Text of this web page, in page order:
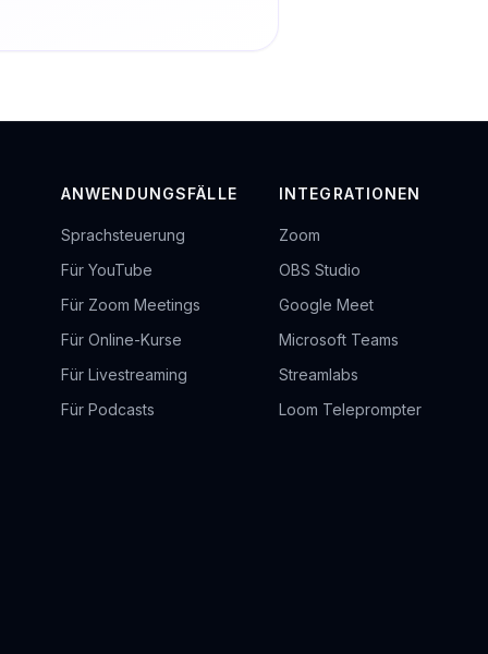
ANWENDUNGSFÄLLE
Sprachsteuerung
Für YouTube
Für Zoom Meetings
Für Online-Kurse
Für Livestreaming
Für Podcasts
INTEGRATIONEN
Zoom
OBS Studio
Google Meet
Microsoft Teams
Streamlabs
Loom Teleprompter